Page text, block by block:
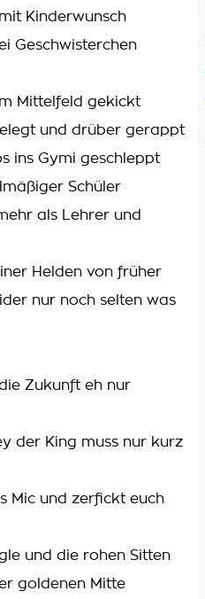
Kinderwunsch
Geschwisterchen
Mittelfeld gekickt
und drüber gerappt
ins Gymi geschleppt
Schüler
als Lehrer und
Helden von früher
nur noch selten was
Zukunft eh nur
der King muss nur kurz
Mic und zerfickt euch
und die rohen Sitten
goldenen Mitte